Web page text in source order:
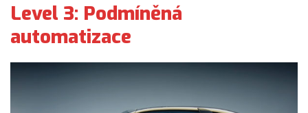
Level 3: Podmíněná
automatizace